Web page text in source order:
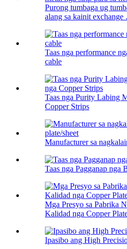
Purong tumbaga ug
alang sa kainit exchange
Taas nga performance
cable
Taas nga Purity Labing
Copper Strips
Manufacturer sa
Taas nga Pagganap nga
Mga Presyo sa Pabrika
Kalidad nga Copper
Ipasibo ang High